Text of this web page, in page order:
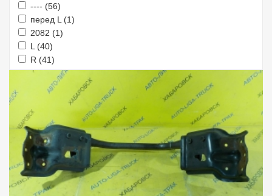
Apply ---- filter
---- (56)
Apply перед L filter
перед L (1)
Apply 2082 filter
2082 (1)
Apply L filter
L (40)
Apply R filter
R (41)